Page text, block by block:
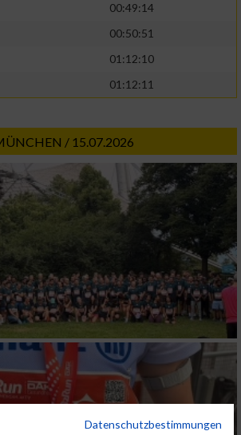
00:49:14
00:50:51
01:12:10
01:12:11
/ 15.07.2026
Datenschutzbestimmungen